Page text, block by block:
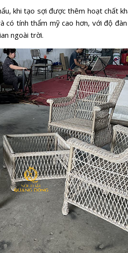
khi tạo sợi được thêm hoạt chất
tính thẩm mỹ cao hơn, với độ
ngoài trời.